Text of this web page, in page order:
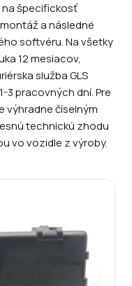
špecifickosť
a následné
softvéru. Na všetky
12 mesiacov,
služba GLS
3 pracovných dní. Pre
výhradne číselným
technickú zhodu
vo vozidle z výroby.